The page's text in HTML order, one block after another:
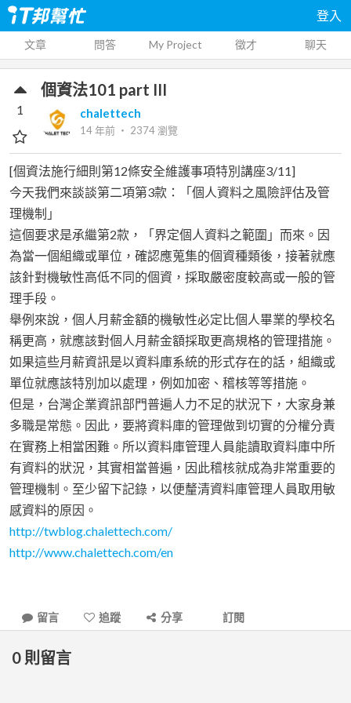
登入
文章 問答 My Project 徵才 聊天
個資法101 part III
chalettech
14 年前 ‧ 2374瀏覽
1
[個資法施行細則第12條安全維護事項特別講座3/11]
今天我們來談談第二項第3款：「個人資料之風險評估及管
理機制」
這個要求是承繼第2款，「界定個人資料之範圍」而來。因
為當一個組織或單位，確認應蒐集的個資種類後，接著就應
該針對機敏性高低不同的個資，採取嚴密度較高或一般的管
理手段。
舉例來說，個人月薪金額的機敏性必定比個人畢業的學校名
稱更高，就應該對個人月薪金額採取更高規格的管理措施。
如果這些月薪資訊是以資料庫系統的形式存在的話，組織或
單位就應該特別加以處理，例如加密、稽核等等措施。
但是，台灣企業資訊部門普遍人力不足的狀況下，大家身兼
多職是常態。因此，要將資料庫的管理做到切實的分權分責
在實務上相當困難。所以資料庫管理人員能讀取資料庫中所
有資料的狀況，其實相當普遍，因此稽核就成為非常重要的
管理機制。至少留下記錄，以便釐清資料庫管理人員取用敏
感資料的原因。
http://twblog.chalettech.com/
http://www.chalettech.com/en
留言 追蹤 分享 訂閱
0 則留言